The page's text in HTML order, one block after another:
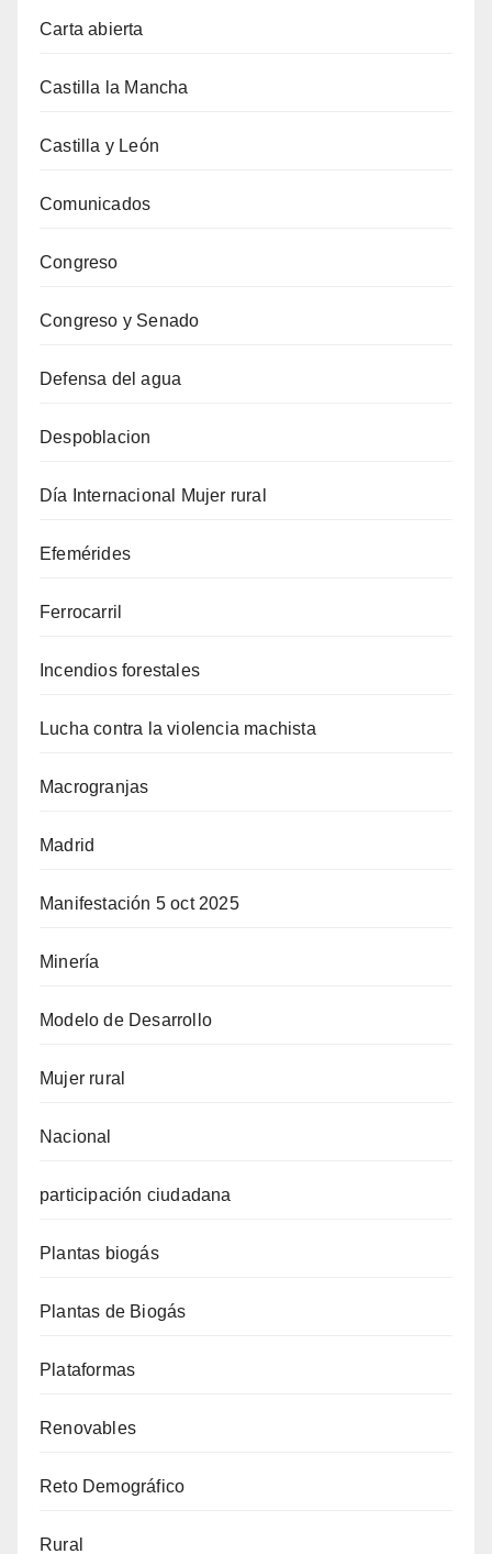
Carta abierta
Castilla la Mancha
Castilla y León
Comunicados
Congreso
Congreso y Senado
Defensa del agua
Despoblacion
Día Internacional Mujer rural
Efemérides
Ferrocarril
Incendios forestales
Lucha contra la violencia machista
Macrogranjas
Madrid
Manifestación 5 oct 2025
Minería
Modelo de Desarrollo
Mujer rural
Nacional
participación ciudadana
Plantas biogás
Plantas de Biogás
Plataformas
Renovables
Reto Demográfico
Rural